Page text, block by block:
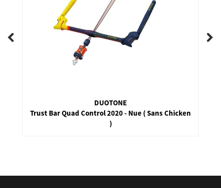
DUOTONE
Trust Bar Quad Control 2020 - Nue ( Sans Chicken
)